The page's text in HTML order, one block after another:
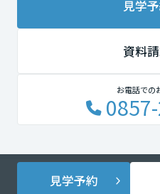
見学
資料
お電話での
見学予約